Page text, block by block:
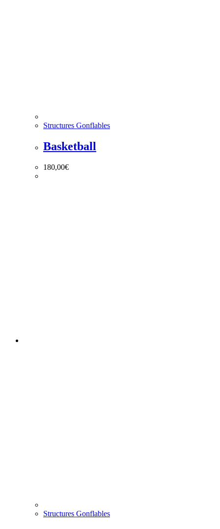
Structures Gonflables
Basketball
180,00€
Structures Gonflables